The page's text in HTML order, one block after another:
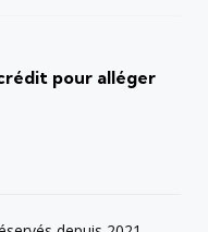
pour alléger